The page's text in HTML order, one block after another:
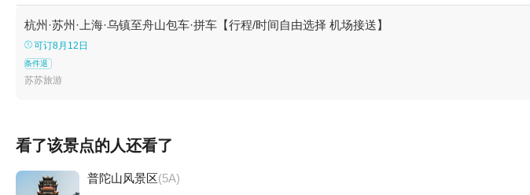
杭州·苏州·上海·乌镇至舟山包车·拼车【行程/时间自由选择 机场接送】
可订8月12日
条件退
苏苏旅游
看了该景点的人还看了
普陀山风景区(5A)